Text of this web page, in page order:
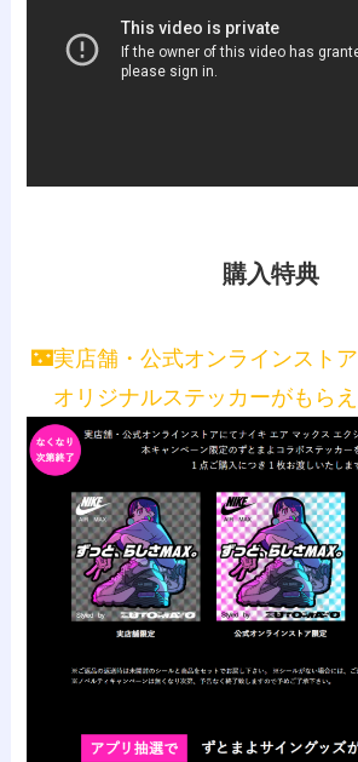
購入特典
🌃実店舗・公式オンラインスト
オリジナルステッカーがもら